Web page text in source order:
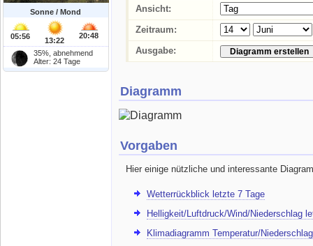
Sonne / Mond
05:56 13:22
20:48
35%, abnehmend
Alter: 24 Tage
Ansicht:
Zeitraum:
Ausgabe:
Diagramm
Vorgaben
Hier einige nützliche und interessante
Wetterrückblick letzte 7 Tage
Helligkeit/Luftdruck/Wind/Niederschlag
Klimadiagramm Temperatur/Niederschlag